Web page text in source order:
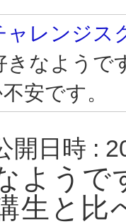
ャレンジス
きなようで
安です。
開日時 :
ようで
生と比